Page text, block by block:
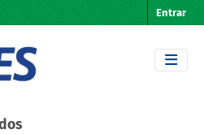
Entrar